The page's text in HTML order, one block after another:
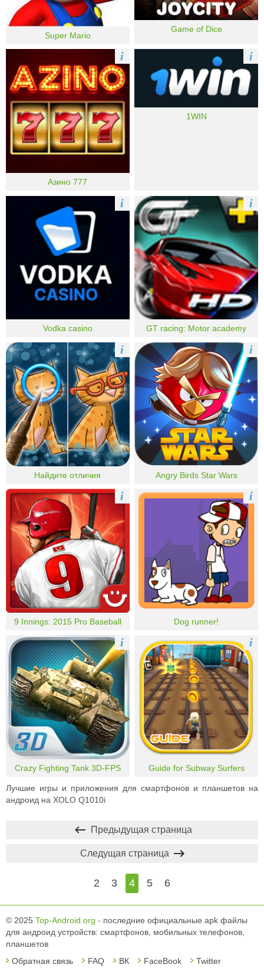
Super Mario
Game of Dice
Азино 777
i
1WIN
i
Vodka casino
i
GT racing: Motor academy
i
Найдите отличия
i
Angry Birds Star Wars
i
9 Innings: 2015 Pro Baseball
i
Dog runner!
i
Crazy Fighting Tank 3D-FPS
i
Guide for Subway Surfers
i
Лучшие игры и приложения для смартфонов и планшетов на
андроид на XOLO Q1010i
Предыдущая страница
2 3 4 5 6
Следущая страница
© 2025 Top-Android.org - последние официальные apk файлы
для андроид устройств: смартфонов, мобильных телефонов,
планшетов
Обратная связь
FAQ ВК FaceBook Twitter